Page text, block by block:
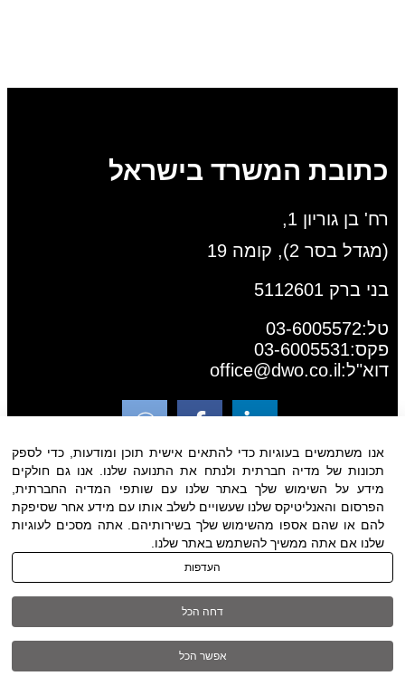
כתובת המשרד בישראל
רח' בן גוריון 1,
(מגדל בסר 2), קומה 19
בני ברק 5112601
טל:03-6005572
פקס:03-6005531
דוא"ל: office@dwo.co.il
תנאי שימוש|הצהרת נגישות| כל
הזכויות שמורות ל DWO ©
אנו משתמשים בעוגיות כדי להתאים אישית תוכן ומודעות, כדי לספק
תכונות של מדיה חברתית ולנתח את התנועה שלנו. אנו גם חולקים
מידע על השימוש שלך באתר שלנו עם שותפי המדיה החברתית,
הפרסום והאנליטיקס שלנו שעשויים לשלב אותו עם מידע אחר שסיפקת
להם או שהם אספו מהשימוש שלך בשירותיהם. אתה מסכים לעוגיות
שלנו אם אתה ממשיך להשתמש באתר שלנו.
העדפות
דחה הכל
אפשר הכל